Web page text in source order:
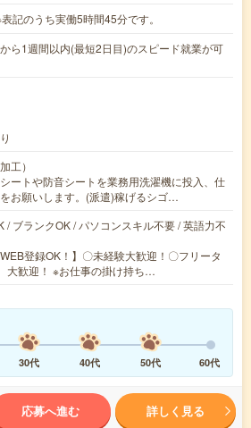
記のうち実働5時間45分です。
ら1週間以内(最短2日目)のスピード就業が可
工）
ートや防音シートを業務用洗濯機に投入、仕
お願いします。(派遣)稼げるシゴ…
/ ブランクOK / パソコンスキル不要 / 英語力不
WEB登録OK！】〇未経験大歓迎！〇フリータ
歓迎！ ※お仕事の掛け持ち…
30代 40代 50代 60代
応募へ進む 詳しく見る